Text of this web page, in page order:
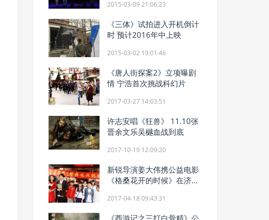
2015-03-09 21:06:23
《三体》试拍进入开机倒计
时 预计2016年中上映
2015-03-02 19:01:46
《唐人街探案2》立项曝剧
情 宁浩首次挑战科幻片
2017-03-27 14:03:51
许志安唱《狂兽》 11.10张
晋余文乐吴樾血战到底
2017-10-19 12:09:20
新锐导演姜大伟携公益电影
《格桑花开的时候》在济南
2017-04-18 09:43:31
《西游记之三打白骨精》公